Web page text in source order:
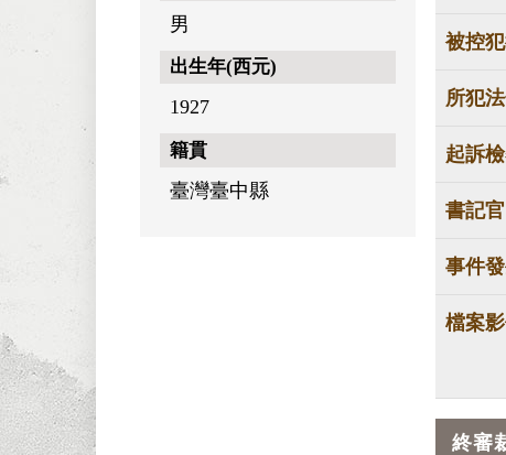
男
出生年(西元)
1927
籍貫
臺灣臺中縣
被控
所犯
起訴
書記官
事件
檔案
終審